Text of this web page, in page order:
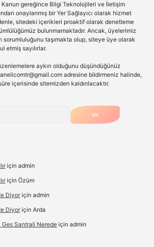
Kanun gereğince Bilgi Teknolojileri ve İletişim
onaylanmış bir Yer Sağlayıcı olarak hizmet
sitedeki içerikleri proaktif olarak denetleme
bulunmamaktadır. Ancak, üyelerimiz
sorumluluğunu taşımakta olup, siteye üye olarak
etmiş sayılırlar.
aykırı olduğunu düşündüğünüz
adresine bildirmeniz halinde,
içerisinde sitemizden kaldırılacaktır.
için admin
için Özüm
Diyor için admin
Diyor için Arda
Ges Santrali Nerede için admin